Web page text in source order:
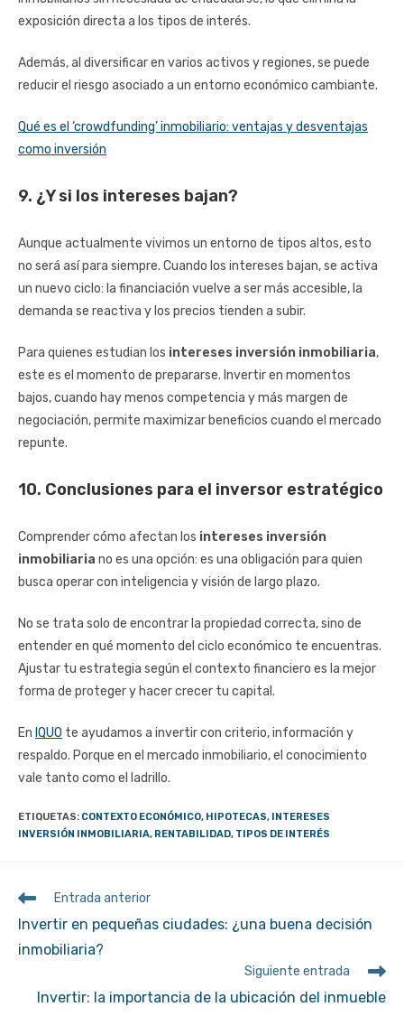
exposición directa a los tipos de interés.
Además, al diversificar en varios activos y regiones, se puede
reducir el riesgo asociado a un entorno económico cambiante.
Qué es el ‘crowdfunding’ inmobiliario: ventajas y desventajas
como inversión
9. ¿Y si los intereses bajan?
Aunque actualmente vivimos un entorno de tipos altos, esto
no será así para siempre. Cuando los intereses bajan, se activa
un nuevo ciclo: la financiación vuelve a ser más accesible, la
demanda se reactiva y los precios tienden a subir.
Para quienes estudian los intereses inversión inmobiliaria,
este es el momento de prepararse. Invertir en momentos
bajos, cuando hay menos competencia y más margen de
negociación, permite maximizar beneficios cuando el mercado
repunte.
10. Conclusiones para el inversor estratégico
Comprender cómo afectan los intereses inversión
inmobiliaria no es una opción: es una obligación para quien
busca operar con inteligencia y visión de largo plazo.
No se trata solo de encontrar la propiedad correcta, sino de
entender en qué momento del ciclo económico te encuentras.
Ajustar tu estrategia según el contexto financiero es la mejor
forma de proteger y hacer crecer tu capital.
En IQUO te ayudamos a invertir con criterio, información y
respaldo. Porque en el mercado inmobiliario, el conocimiento
vale tanto como el ladrillo.
ETIQUETAS: CONTEXTO ECONÓMICO, HIPOTECAS,
INTERESES
INVERSIÓN INMOBILIARIA, RENTABILIDAD, TIPOS DE INTERÉS
Leer
artículos
Entrada anterior
Invertir en pequeñas ciudades: ¿una buena decisión
inmobiliaria?
Siguiente entrada
Invertir: la importancia de la ubicación del inmueble